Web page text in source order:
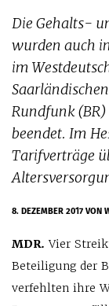
Die Gehalts-
wurden auch
im
Rundfunk
beendet. Im
Tarifverträge
8. DEZEMBER 2017VON
MDR. Vier
Beteiligung der
verfehlten ihre